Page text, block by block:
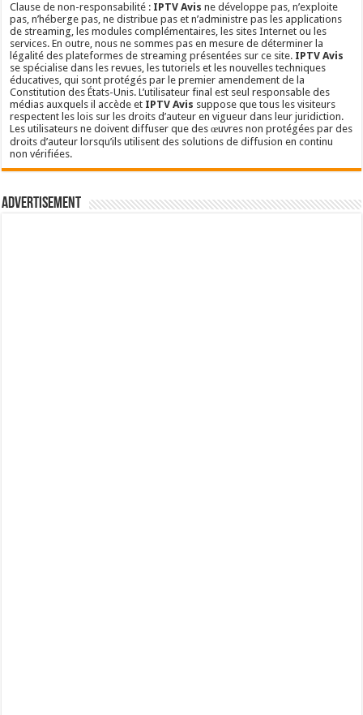
Clause de non-responsabilité : IPTV Avis ne développe pas, n’exploite
pas, n’héberge pas, ne distribue pas et n’administre pas les applications
de streaming, les modules complémentaires, les sites Internet ou les
services. En outre, nous ne sommes pas en mesure de déterminer la
légalité des plateformes de streaming présentées sur ce site. IPTV Avis
se spécialise dans les revues, les tutoriels et les nouvelles techniques
éducatives, qui sont protégés par le premier amendement de la
Constitution des États-Unis. L’utilisateur final est seul responsable des
médias auxquels il accède et IPTV Avis suppose que tous les visiteurs
respectent les lois sur les droits d’auteur en vigueur dans leur juridiction.
Les utilisateurs ne doivent diffuser que des œuvres non protégées par des
droits d’auteur lorsqu’ils utilisent des solutions de diffusion en continu
non vérifiées.
Advertisement